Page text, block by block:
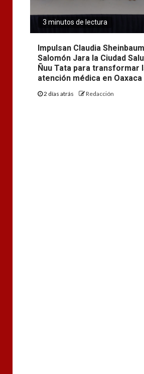
3 minutos de lectura
Impulsan Claudia
Salomón Jara la Ciudad
Ñuu Tata para transformar
atención médica en Oaxaca
2 días atrás Redacción